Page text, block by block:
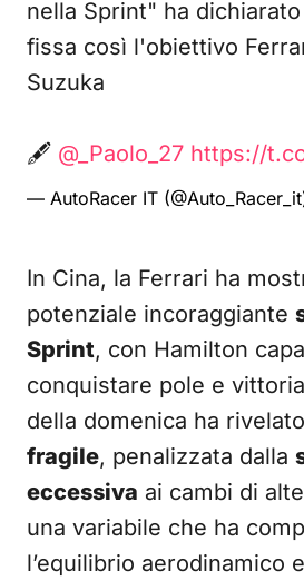
nella Sprint" ha
fissa così l'obiettivo
Suzuka
🖋️ @_Paolo_27 https://
— AutoRacer IT
In Cina, la Ferrari ha
potenziale incoraggiante
Sprint, con Hamilton
conquistare pole e
della domenica ha
fragile, penalizzata dalla
eccessiva ai cambi di
una variabile che ha
l’equilibrio aerodinamico